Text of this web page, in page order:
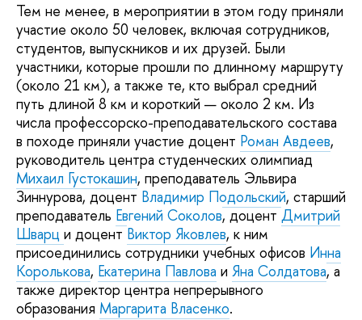
Тем не менее, в мероприятии в этом году приняли
участие около 50 человек, включая сотрудников,
студентов, выпускников и их друзей. Были
участники, которые прошли по длинному маршруту
(около 21 км), а также те, кто выбрал средний
путь длиной 8 км и короткий — около 2 км. Из
числа профессорско-преподавательского состава
в походе приняли участие доцент Роман Авдеев,
руководитель центра студенческих олимпиад
Михаил Густокашин, преподаватель Эльвира
Зиннурова, доцент Владимир Подольский, старший
преподаватель Евгений Соколов, доцент Дмитрий
Шварц и доцент Виктор Яковлев, к ним
присоединились сотрудники учебных офисов Инна
Королькова, Екатерина Павлова и Яна Солдатова, а
также директор центра непрерывного
образования Маргарита Власенко.